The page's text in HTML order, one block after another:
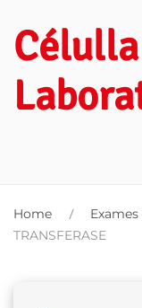
Célulla
Home Exames
TRANSFERASE